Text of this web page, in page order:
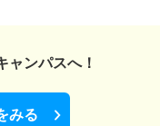
ャンパスへ！
みる